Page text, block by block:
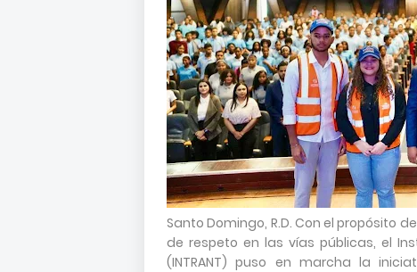
Santo Domingo, R.D. Con el propósito
de respeto en las vías públicas, el
(INTRANT) puso en marcha la